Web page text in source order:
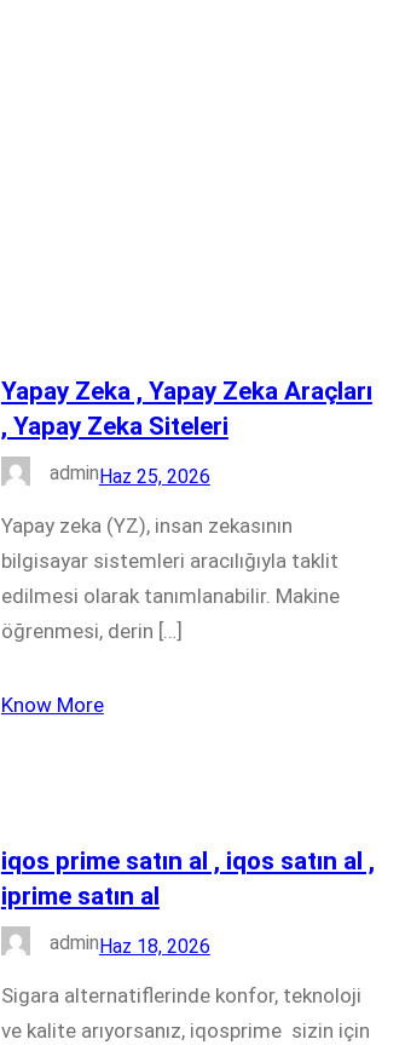
Yapay Zeka , Yapay Zeka Araçları
, Yapay Zeka Siteleri
adminHaz 25, 2026
Yapay zeka (YZ), insan zekasının
bilgisayar sistemleri aracılığıyla taklit
edilmesi olarak tanımlanabilir. Makine
öğrenmesi, derin […]
Know More
iqos prime satın al , iqos satın al ,
iprime satın al
adminHaz 18, 2026
Sigara alternatiflerinde konfor, teknoloji
ve kalite arıyorsanız, iqosprime sizin için